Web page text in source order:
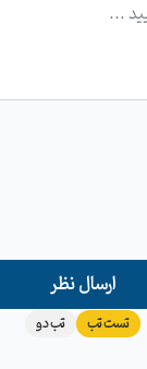
ارسال نظر
تست تب تب دو